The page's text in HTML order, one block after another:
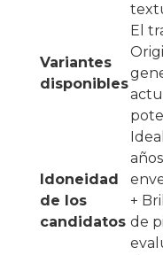
Variantes
disponibles
El
Idoneidad
de los
candidatos
+
de